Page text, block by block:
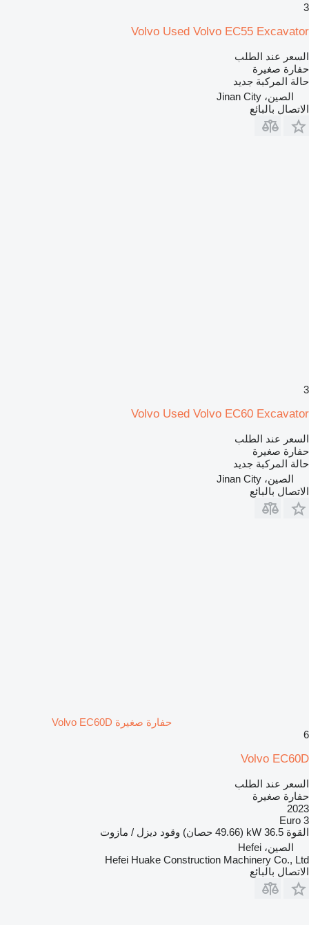
3
Volvo Used Volvo EC55 Excavator
السعر عند الطلب
حفارة صغيرة
حالة المركبة جديد
الصين، Jinan City
الاتصال بالبائع
3
Volvo Used Volvo EC60 Excavator
السعر عند الطلب
حفارة صغيرة
حالة المركبة جديد
الصين، Jinan City
الاتصال بالبائع
حفارة صغيرة Volvo EC60D
6
Volvo EC60D
السعر عند الطلب
حفارة صغيرة
2023
Euro 3
القوة 36.5 kW (49.66 حصان) وقود ديزل / مازوت
الصين، Hefei
Hefei Huake Construction Machinery Co., Ltd
الاتصال بالبائع